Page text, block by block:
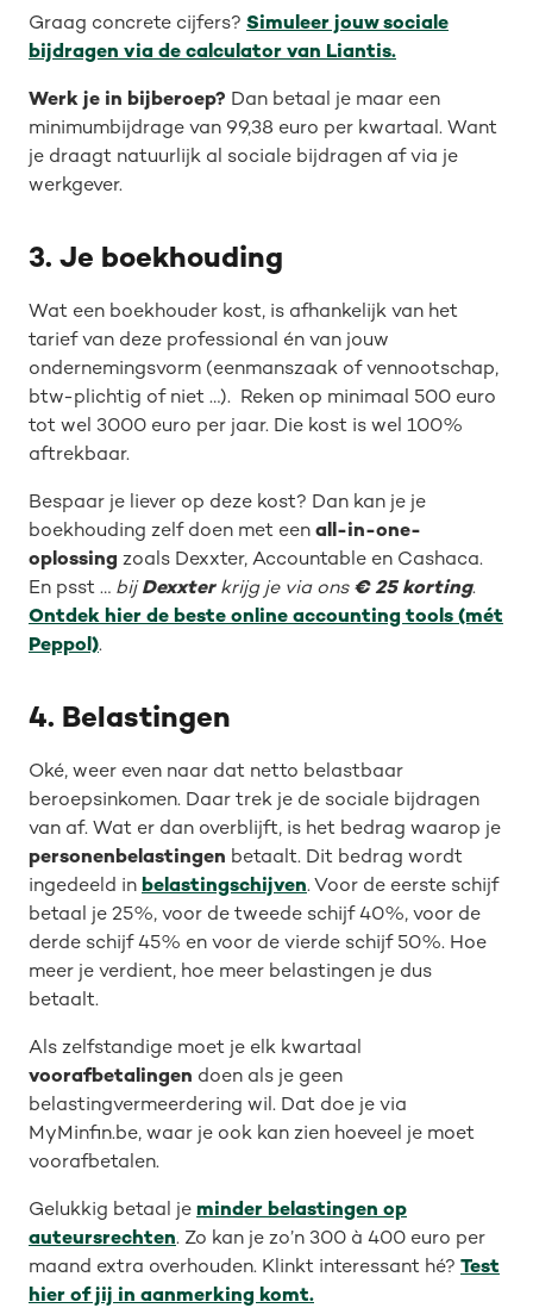
Graag concrete cijfers? Simuleer jouw sociale
bijdragen via de calculator van Liantis.
Werk je in bijberoep? Dan betaal je maar een
minimumbijdrage van 99,38 euro per kwartaal. Want
je draagt natuurlijk al sociale bijdragen af via je
werkgever.
3. Je boekhouding
Wat een boekhouder kost, is afhankelijk van het
tarief van deze professional én van jouw
ondernemingsvorm (eenmanszaak of vennootschap,
btw-plichtig of niet …). Reken op minimaal 500 euro
tot wel 3000 euro per jaar. Die kost is wel 100%
aftrekbaar.
Bespaar je liever op deze kost? Dan kan je je
boekhouding zelf doen met een all-in-one-
oplossing zoals Dexxter, Accountable en Cashaca.
En psst … bij Dexxterkrijg je via ons € 25 korting.
Ontdek hier de beste online accounting tools (mét
Peppol).
4. Belastingen
Oké, weer even naar dat netto belastbaar
beroepsinkomen. Daar trek je de sociale bijdragen
van af. Wat er dan overblijft, is het bedrag waarop je
personenbelastingen betaalt. Dit bedrag wordt
ingedeeld in belastingschijven. Voor de eerste schijf
betaal je 25%, voor de tweede schijf 40%, voor de
derde schijf 45% en voor de vierde schijf 50%. Hoe
meer je verdient, hoe meer belastingen je dus
betaalt.
Als zelfstandige moet je elk kwartaal
voorafbetalingen doen als je geen
belastingvermeerdering wil. Dat doe je via
MyMinfin.be, waar je ook kan zien hoeveel je moet
voorafbetalen.
Gelukkig betaal je minder belastingen op
auteursrechten. Zo kan je zo’n 300 à 400 euro per
maand extra overhouden. Klinkt interessant hé? Test
hier of jij in aanmerking komt.